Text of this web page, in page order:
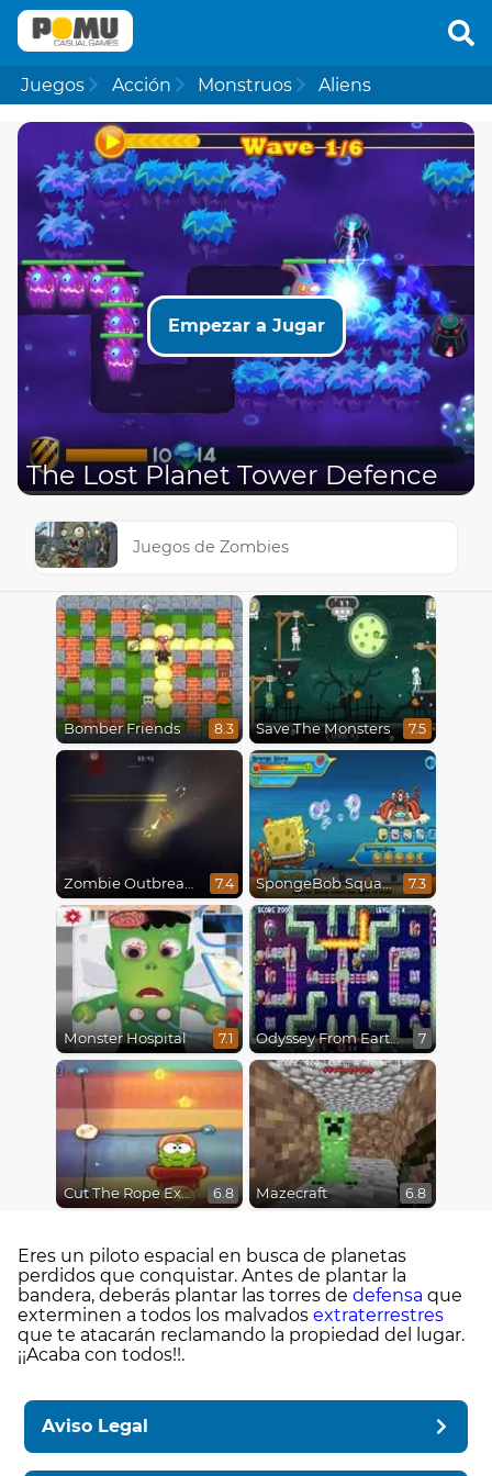
Juegos Acción Monstruos Aliens
Empezar a Jugar
The Lost Planet Tower Defence
Juegos de Zombies
Bomber Friends 8.3 Save The Monsters 7.5
Zombie Outbreak Arena 7.4 SpongeBob SquarePants : Monster Island Adventures 7.3
Monster Hospital 7.1 Odyssey From Earth To Space 7
Cut The Rope Experiments 6.8 Mazecraft 6.8
Eres un piloto espacial en busca de planetas
perdidos que conquistar. Antes de plantar la
bandera, deberás plantar las torres de defensa que
exterminen a todos los malvados extraterrestres
que te atacarán reclamando la propiedad del lugar.
¡¡Acaba con todos!!.
Aviso Legal